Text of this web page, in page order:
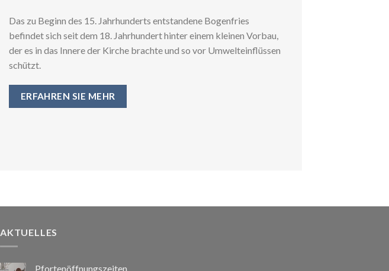
Das zu Beginn des 15. Jahrhunderts entstandene Bogenfries
befindet sich seit dem 18. Jahrhundert hinter einem kleinen Vorbau,
der es in das Innere der Kirche brachte und so vor Umwelteinflüssen
schützt.
ERFAHREN SIE MEHR
AKTUELLES
Pfortenöffnungszeiten